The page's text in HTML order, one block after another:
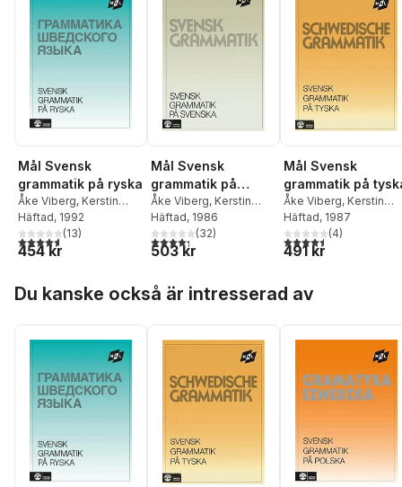
Mål Svensk
grammatik på ryska
Åke Viberg, Kerstin
Ballardini,Sune
Stjärnlöf
Häftad, 1992
4,6utav 5 stjärnor. Totalt antal röster:
(13)
454 kr
Mål Svensk
grammatik på
svenska
Åke Viberg, Kerstin
Ballardini,Sune
Stjärnlöf
Häftad, 1986
4,3utav 5 stjärnor. Totalt antal röster:
(32)
503 kr
Mål Svensk
grammatik på
Åke Viberg, Kerstin
Ballardini,Sune
Stjärnlöf
Häftad, 1987
4,5utav 5 stjärnor.
(4)
491 kr
Du kanske också är intresserad av